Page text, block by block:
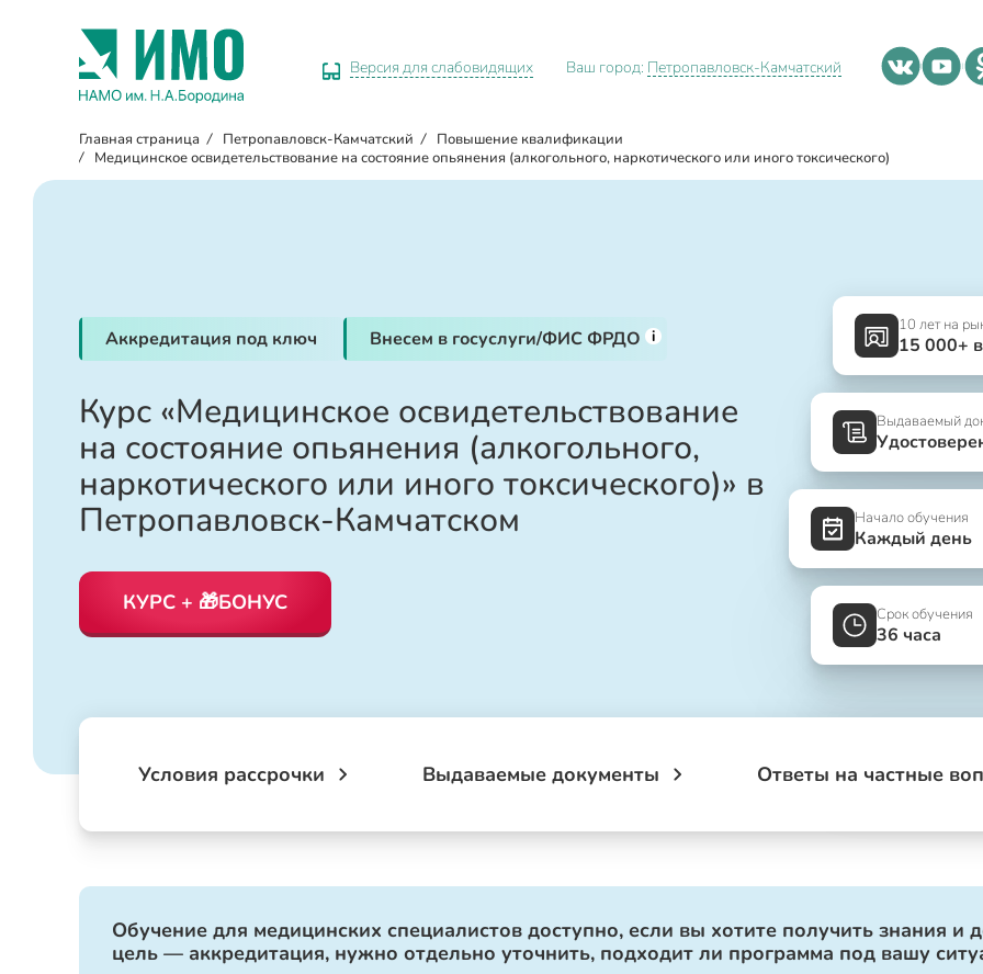
Версия для слабовидящих Ваш город: Петропавловск-Камчатский
Главная страница / Петропавловск-Камчатский /
Повышение квалификации
/
Медицинское освидетельствование на состояние опьянения (алкогольного, наркотического или иного токсического)
Аккредитация под ключ Внесем в госуслуги/ФИС ФРДО i
Курс «Медицинское освидетельствование
на состояние опьянения (алкогольного,
наркотического или иного токсического)» в
Петропавловск-Камчатском
КУРС + 🎁БОНУС
10 лет на
15 000+
Выдаваемый
Начало обучения
Каждый день
Срок обучения
36 часа
Условия рассрочки Выдаваемые документы Ответы на частные
Обучение для медицинских специалистов доступно, если вы хотите получить знания и
цель — аккредитация, нужно отдельно уточнить, подходит ли программа под вашу